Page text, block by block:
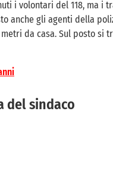
i volontari del 118, ma i
anche gli agenti della
da casa. Sul posto si
del sindaco